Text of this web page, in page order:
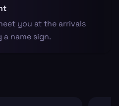
you at the arrivals
name sign.